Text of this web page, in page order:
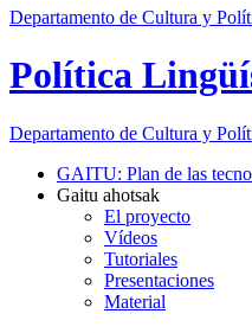
Departamento de Cultura y
Política
Departamento de Cultura y
GAITU: Plan de las
Gaitu ahotsak
El proyecto
Vídeos
Tutoriales
Presentaciones
Material